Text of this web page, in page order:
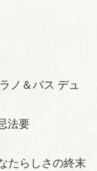
ノ＆バス デュ
法要
たらしさの終末